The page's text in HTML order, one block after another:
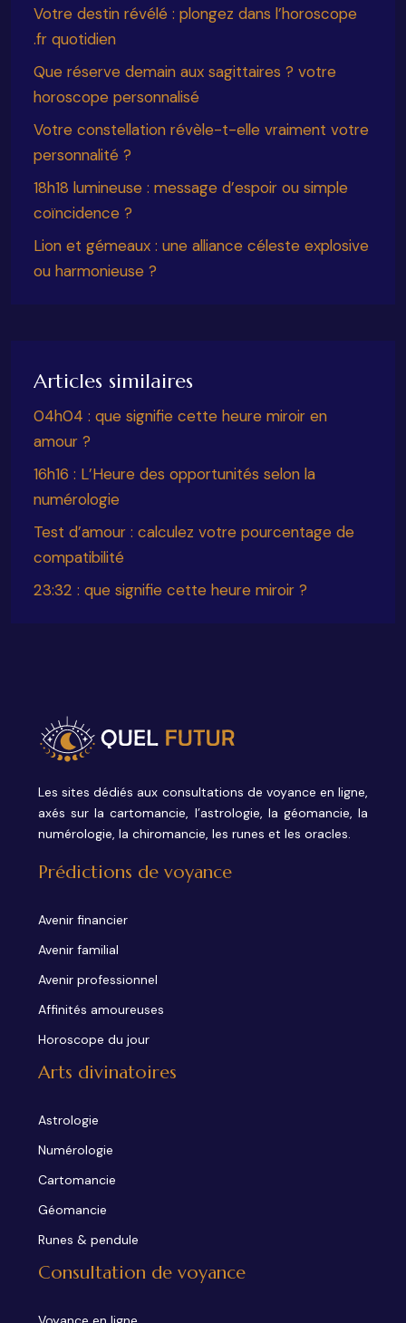
Votre destin révélé : plongez dans l’horoscope
.fr quotidien
Que réserve demain aux sagittaires ? votre
horoscope personnalisé
Votre constellation révèle-t-elle vraiment votre
personnalité ?
18h18 lumineuse : message d’espoir ou simple
coïncidence ?
Lion et gémeaux : une alliance céleste explosive
ou harmonieuse ?
Articles similaires
04h04 : que signifie cette heure miroir en
amour ?
16h16 : L’Heure des opportunités selon la
numérologie
Test d’amour : calculez votre pourcentage de
compatibilité
23:32 : que signifie cette heure miroir ?
Les sites dédiés aux consultations de voyance en ligne,
axés sur la cartomancie, l’astrologie, la géomancie, la
numérologie, la chiromancie, les runes et les oracles.
Prédictions de voyance
Avenir financier
Avenir familial
Avenir professionnel
Affinités amoureuses
Horoscope du jour
Arts divinatoires
Astrologie
Numérologie
Cartomancie
Géomancie
Runes & pendule
Consultation de voyance